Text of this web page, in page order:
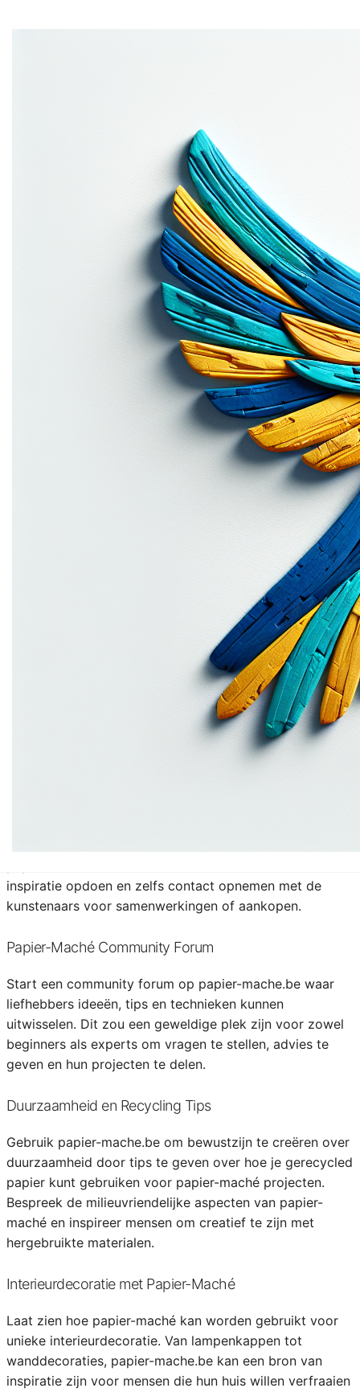
Ontdek meer domeinen
Ontdek de eindeloze mogelijkheden vanpapier-
! Deze unieke domeinnaam spreekt direct tot
de verbeelding en nodigt uit tot creativiteit. Perfect voor
een webshop, kunstenaarsportfolio of DIY-blog. Met zijn
makkelijk te onthouden en specifieke naam, trekt het de
juiste doelgroep aan. Maakjouwdroom werkelijkheid
Mogelijke toepassingen
Op papier-mache.be kun je een uitgebreide verzameling
van doe-het-zelf projecten vinden, compleet met
dierenfiguren tot complexe kunstwerken, deze site
inspireert zowel beginners als gevorderden om creatief
Bied workshops en cursussen aan via papier-mache.be,
zowel fysiek als online. Gebruikers kunnen zich
inschrijven voor lessen waarin ze leren hoe ze hun eigen
papier-maché kunstwerken kunnen maken, onder
inspiratie opdoen en zelfs contact opnemen met de
kunstenaars voor samenwerkingen of aankopen.
Papier-Maché Community Forum
Start een community forum op papier-mache.be waar
liefhebbers ideeën, tips en technieken kunnen
uitwisselen. Dit zou een geweldige plek zijn voor zowel
beginners als experts om vragen te stellen, advies te
geven en hun projecten te delen.
Duurzaamheid en Recycling Tips
Gebruik papier-mache.be om bewustzijn te creëren over
duurzaamheid door tips te geven over hoe je gerecycled
papier kunt gebruiken voor papier-maché projecten.
Bespreek de milieuvriendelijke aspecten van papier-
maché en inspireer mensen om creatief te zijn met
hergebruikte materialen.
Interieurdecoratie met Papier-Maché
Laat zien hoe papier-maché kan worden gebruikt voor
unieke interieurdecoratie. Van lampenkappen tot
wanddecoraties, papier-mache.be kan een bron van
inspiratie zijn voor mensen die hun huis willen verfraaien